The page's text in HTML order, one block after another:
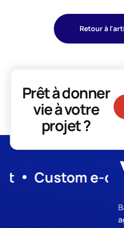
Retour à
Prêt à donner
vie à votre
projet ?
Custom e-